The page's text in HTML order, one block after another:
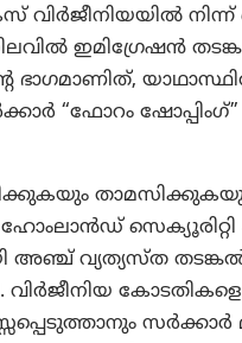
നിന്ന്
ഇമിഗ്രേഷൻ
ഭാഗമാണിത്,
“ഫോറം
ഹോംലാൻഡ്
അഞ്ച് വ്യത്യസ്ത തടങ്കൽ
കോടതികളെ